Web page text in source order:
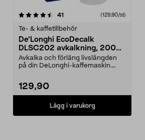
41 (129,90/st)
Te- & kaffetillbehör
De’Longhi EcoDecalk
DLSC202 avkalkning, 200
ml
Avkalka och förläng livslängden
på din DeLonghi-kaffemaskin.
129,90
Lägg i varukorg